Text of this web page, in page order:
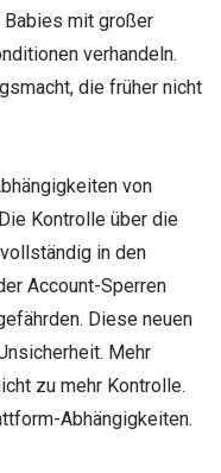
Babies mit großer
verhandeln.
die früher nicht
von
Kontrolle über die
in den
Account-Sperren
Diese neuen
Mehr
zu mehr Kontrolle.
Abhängigkeiten.